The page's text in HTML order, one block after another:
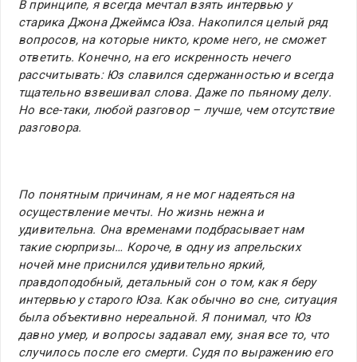
В принципе, я всегда мечтал взять интервью у
старика Джона Джеймса Юза. Накопился целый ряд
вопросов, на которые никто, кроме него, не сможет
ответить. Конечно, на его искренность нечего
рассчитывать: Юз славился сдержанностью и всегда
тщательно взвешивал слова. Даже по пьяному делу.
Но все-таки, любой разговор – лучше, чем отсутствие
разговора.
По понятным причинам, я не мог надеяться на
осуществление мечты. Но жизнь нежна и
удивительна. Она временами подбрасывает нам
такие сюрпризы… Короче, в одну из апрельских
ночей мне приснился удивительно яркий,
правдоподобный, детальный сон о том, как я беру
интервью у старого Юза. Как обычно во сне, ситуация
была объективно нереальной. Я понимал, что Юз
давно умер, и вопросы задавал ему, зная все то, что
случилось после его смерти. Судя по выражению его